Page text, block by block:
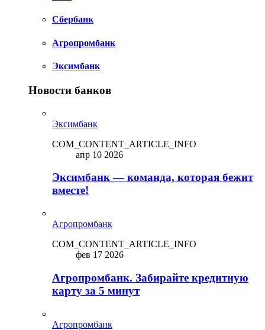
Сбербанк
Агропромбанк
Эксимбанк
Новости банков
Эксимбанк
COM_CONTENT_ARTICLE_INFO
апр 10 2026
Эксимбанк — команда, которая бежит
вместе!
Агропромбанк
COM_CONTENT_ARTICLE_INFO
фев 17 2026
Агропромбанк. Забирайте кредитную
карту за 5 минут
Агропромбанк